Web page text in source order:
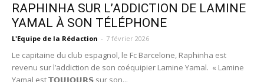
RAPHINHA SUR L’ADDICTION DE LAMINE
YAMAL À SON TÉLÉPHONE
L'Equipe de la Rédaction - 7 février 2026
Le capitaine du club espagnol, le Fc Barcelone, Raphinha est
revenu sur l’addiction de son coéquipier Lamine Yamal. « Lamine
Yamal est 𝗧𝗢𝗨𝗝𝗢𝗨𝗥𝗦 sur son...